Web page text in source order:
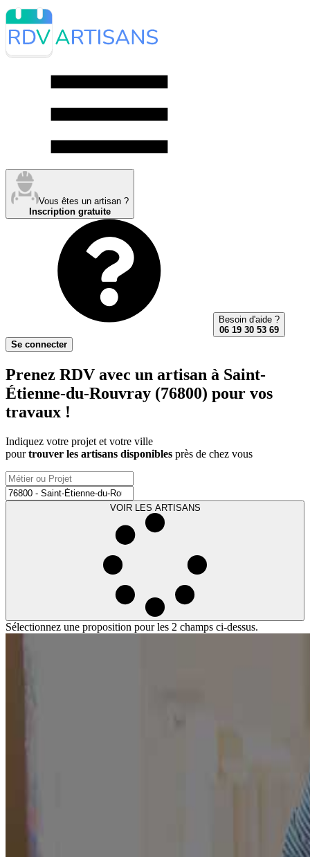
Vous êtes un artisan ?
Inscription gratuite
Besoin d'aide ?
06 19 30 53 69
Se connecter
Prenez RDV avec un artisan à Saint-
Étienne-du-Rouvray (76800) pour vos
travaux !
Indiquez votre projet et votre ville
pourtrouver les artisans disponibles près de chez vous
Sélectionnez une proposition pour les 2 champs ci-dessus.